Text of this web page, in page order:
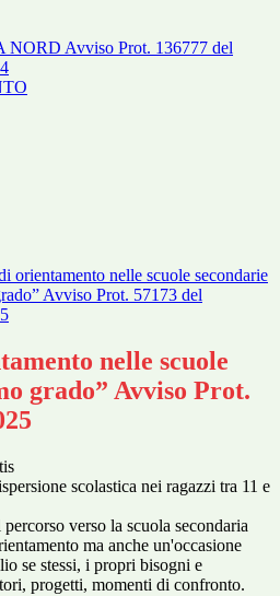
NORD Avviso Prot. 136777 del
orientamento nelle scuole secondarie
Avviso Prot. 57173 del
nelle scuole
grado” Avviso Prot.
scolastica nei ragazzi tra 11 e
verso la scuola secondaria
ma anche un'occasione
se stessi, i propri bisogni e
progetti, momenti di confronto.